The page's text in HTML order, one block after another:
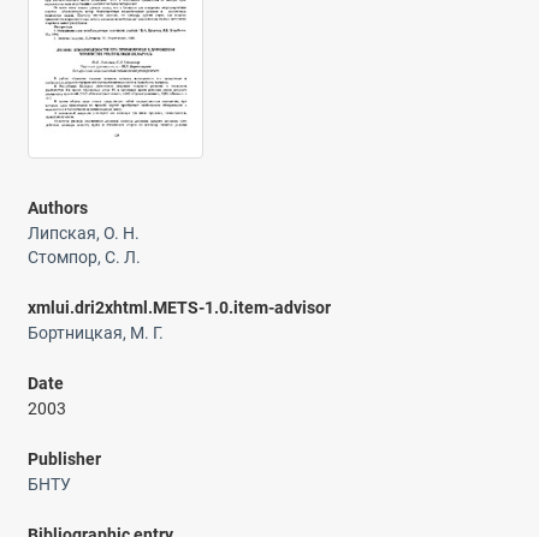
Authors
Липская, О. Н.
Стомпор, С. Л.
xmlui.dri2xhtml.METS-1.0.item-advisor
Бортницкая, М. Г.
Date
2003
Publisher
БНТУ